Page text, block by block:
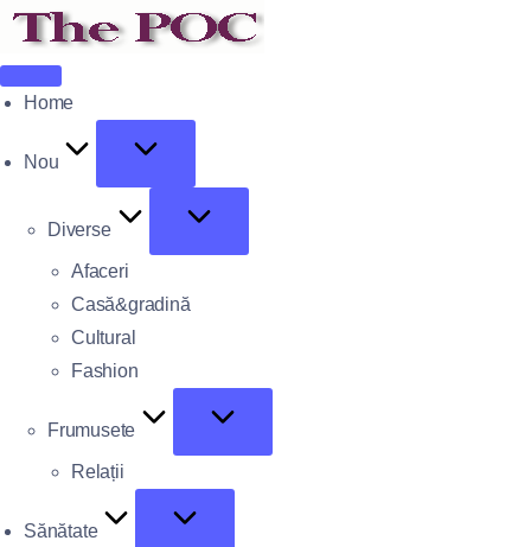
Home
Nou
Diverse
Afaceri
Casă&gradină
Cultural
Fashion
Frumusete
Relații
Sănătate